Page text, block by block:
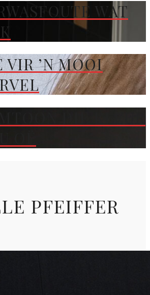
WAT
VIR ’N MOOI
PFEIFFER